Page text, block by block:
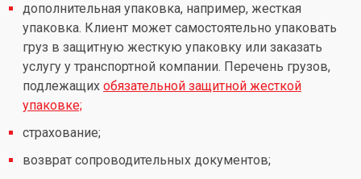
дополнительная упаковка, например, жесткая
упаковка. Клиент может самостоятельно упаковать
груз в защитную жесткую упаковку или заказать
услугу у транспортной компании. Перечень грузов,
подлежащих обязательной защитной жесткой
упаковке;
страхование;
возврат сопроводительных документов;